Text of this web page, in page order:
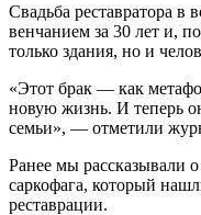
Свадьба реставратора в
венчанием за 30 лет и,
только здания, но и
«Этот брак — как
новую жизнь. И теперь
семьи», — отметили
Ранее мы рассказывали
саркофага, который
реставрации.